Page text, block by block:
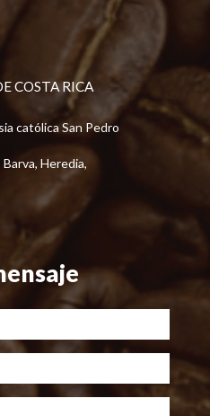
COSTA RICA
católica San Pedro
Heredia,